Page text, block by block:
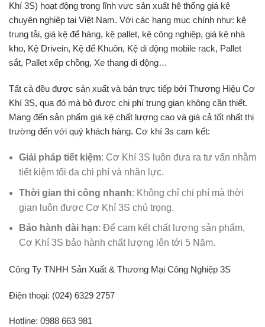
Khí 3S) hoạt động trong lĩnh vực sản xuất hệ thống giá kệ
chuyên nghiệp tại Việt Nam. Với các hạng mục chính như: kệ
trung tải, giá kệ để hàng, kệ pallet, kệ công nghiệp, giá kệ nhà
kho, Kệ Drivein, Kệ để Khuôn, Kệ di động mobile rack, Pallet
sắt, Pallet xếp chồng, Xe thang di động…
Tất cả đều được sản xuất và bán trực tiếp bởi Thương Hiệu Cơ
Khí 3S, qua đó mà bỏ được chi phí trung gian không cần thiết.
Mang đến sản phẩm giá kệ chất lượng cao và giá cả tốt nhất thị
trường đến với quý khách hàng. Cơ khí 3s cam kết:
Giải pháp tiết kiệm: Cơ Khí 3S luôn đưa ra tư vấn nhằm
tiết kiệm tối đa chi phí và nhân lực.
Thời gian thi công nhanh: Không chỉ chi phí mà thời
gian luôn được Cơ Khí 3S chú trọng.
Bảo hành dài hạn: Để cam kết chất lượng sản phẩm,
Cơ Khí 3S bảo hành chất lượng lên tới 5 Năm.
Công Ty TNHH Sản Xuất & Thương Mại Công Nghiệp 3S
Điện thoại: (024) 6329 2757
Hotline: 0988 663 981